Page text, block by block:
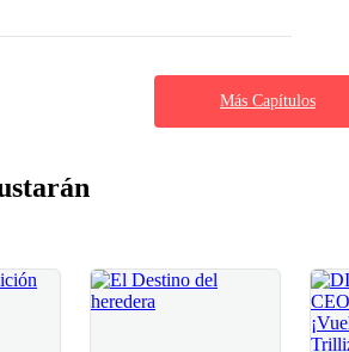
Más Capítulos